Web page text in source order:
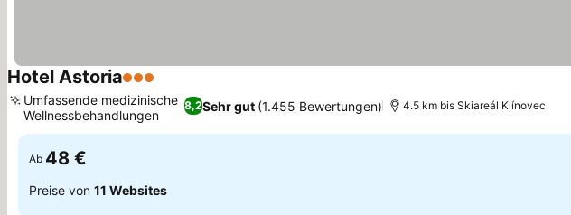
Hotel Astoria3 Sterne
8,2Sehr gut (1.455 Bewertungen)
Umfassende medizinische
Wellnessbehandlungen
4.5 km bis Skiareál Klínovec
Ab 48 €
Preise von 11 Websites